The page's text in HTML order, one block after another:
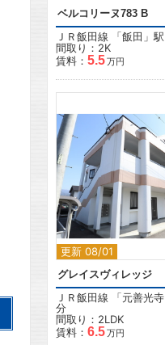
ベルコリーヌ783 B
ＪＲ飯田線 「飯田 」駅
間取り：2K
賃料： 5.5万円
更新 08/01
2
グレイスヴィレッジ
ＪＲ飯田線 「元善光寺
分
間取り：2LDK
賃料： 6.5万円